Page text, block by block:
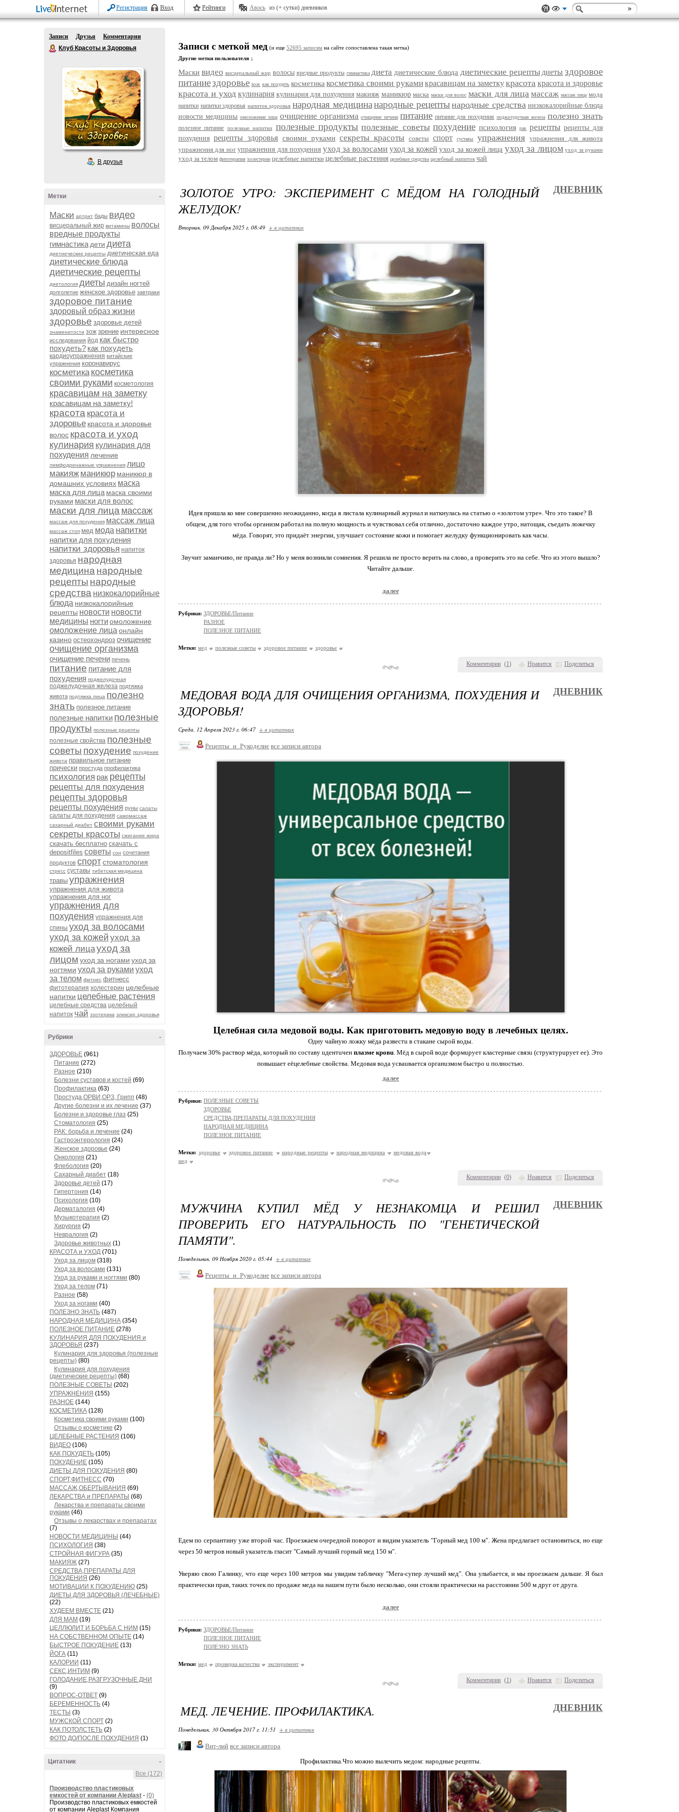
Регистрация Вход Рейтинги Авось из (+ сутки) дневников
Записи Друзья
Комментарии
Клуб Красоты и Здоровья
В друзья
-
Метки
Маски артрит бады видео
висцеральный жир витамины волосы
вредные продукты
гимнастика дети диета
диетиеческие рецепты диетическая еда
диетические блюда
диетические рецепты
диетология диеты дизайн ногтей
долголетие женское здоровье завтраки
здоровое питание
здоровый образ жизни
здоровье здоровье детей
знаменитости зож зрение интересное
исследования йод как быстро
похудеть? как похудеть
кардиоупражнения китайские
упражнения коронавирус
косметика косметика
своими руками косметология
красавицам на заметку
красавицам на заметку!
красота красота и
здоровье красота и здоровье
волос красота и уход
кулинария кулинария для
похудения лечение
лимфодренажные упражнения лицо
макияж маникюр маникюр в
домашних условиях маска
маска для лица маска своими
руками маски для волос
маски для лица массаж
массаж для похудения массаж лица
массаж стоп мед мода напитки
напитки для похудения
напитки здоровья напиток
здоровья народная
медицина народные
рецепты народные
средства низкокалорийные
блюда низкокалорийные
рецепты новости новости
медицины ногтиомоложение
омоложение лица онлайн
казино остеохондроз очищение
очищение организма
очищение печени печень
питание питание для
похудения поджелудочная
поджелудочная железа подтяжка
живота подтяжка лица полезно
знать полезное питание
полезные напитки полезные
продукты полезные рецепты
полезные свойства полезные
советы похудение похудение
живота правильное питание
прически простуда профилактика
психология рак рецепты
рецепты для похудения
рецепты здоровья
рецепты похудения руны салаты
салаты для похудения самомассаж
сахарный диабет своими руками
секреты красоты сжигание жира
скачать бесплатно скачать с
depositfiles советы сон сочетания
продуктов спортстоматология
стресс суставы тибетская медицина
травы упражнения
упражнения для живота
упражнения для ног
упражнения для
похудения упражнения для
спины уход за волосами
уход за кожей уход за
кожей лицауход за
лицом уход за ногами уход за
ногтями уход за руками уход
за телом фитнес фитнесс
фитотерапия холестерин целебные
напитки целебные растения
целебные средства целебный
напиток чай эзотерика эликсир здоровья
-
Рубрики
ЗДОРОВЬЕ (961)
Питание (272)
Разное (210)
Болезни суставов и костей (69)
Профилактика (63)
Простуда,ОРВИ,ОРЗ, Грипп (48)
Другие болезни и их лечение (37)
Болезни и здоровье глаз (25)
Стоматология (25)
РАК: борьба и лечение (24)
Гастроэнтерология (24)
Женское здоровье (24)
Онкология (21)
Флебология (20)
Сахарный диабет (18)
Здоровье детей (17)
Гипертония (14)
Психология (10)
Дерматалогия (4)
Музыкотерапия (2)
Хирургия (2)
Невралогия (2)
Здоровье животных (1)
КРАСОТА и УХОД (701)
Уход за лицом (318)
Уход за волосами (131)
Уход за руками и ногтями (80)
Уход за телом (71)
Разное (58)
Уход за ногами (40)
ПОЛЕЗНО ЗНАТЬ (487)
НАРОДНАЯ МЕДИЦИНА (354)
ПОЛЕЗНОЕ ПИТАНИЕ (278)
КУЛИНАРИЯ ДЛЯ ПОХУДЕНИЯ и
ЗДОРОВЬЯ (237)
Кулинария для здоровья (полезные
рецепты) (80)
Кулинария для похудения
(диетические рецепты) (68)
ПОЛЕЗНЫЕ СОВЕТЫ (202)
УПРАЖНЕНИЯ (155)
РАЗНОЕ (144)
КОСМЕТИКА (128)
Косметика своими руками (100)
Отзывы о косметике (2)
ЦЕЛЕБНЫЕ РАСТЕНИЯ (106)
ВИДЕО (106)
КАК ПОХУДЕТЬ (105)
ПОХУДЕНИЕ (105)
ДИЕТЫ ДЛЯ ПОХУДЕНИЯ (80)
СПОРТ,ФИТНЕСС (70)
МАССАЖ,ОБЕРТЫВАНИЯ (69)
ЛЕКАРСТВА и ПРЕПАРАТЫ (68)
Лекарства и препараты своими
руками (46)
Отзывы о лекарствах и препаратах
(7)
НОВОСТИ МЕДИЦИНЫ (44)
ПСИХОЛОГИЯ (38)
СТРОЙНАЯ ФИГУРА (35)
МАКИЯЖ (27)
СРЕДСТВА,ПРЕПАРАТЫ ДЛЯ
ПОХУДЕНИЯ (26)
МОТИВАЦИИ К ПОХУДЕНИЮ (25)
ДИЕТЫ ДЛЯ ЗДОРОВЬЯ (ЛЕЧЕБНЫЕ)
(22)
ХУДЕЕМ ВМЕСТЕ (21)
ДЛЯ МАМ (19)
ЦЕЛЛЮЛИТ И БОРЬБА С НИМ (15)
НА СОБСТВЕННОМ ОПЫТЕ (14)
БЫСТРОЕ ПОХУДЕНИЕ (13)
ЙОГА (11)
КАЛОРИИ (11)
СЕКС,ИНТИМ (9)
ГОЛОДАНИЕ,РАЗГРУЗОЧНЫЕ ДНИ
(9)
ВОПРОС-ОТВЕТ (9)
БЕРЕМЕННОСТЬ (4)
ТЕСТЫ (3)
МУЖСКОЙ СПОРТ (2)
КАК ПОТОЛСТЕТЬ (2)
ФОТО ДО/ПОСЛЕ ПОХУДЕНИЯ (1)
-
Цитатник
Все (172)
Производство пластиковых
емкостей от компании Aleplast - (0)
Производство пластиковых емкостей
от компании Aleplast Компания
Записи с меткой мед (и еще 52695 записям на сайте сопоставлена такая метка)
Другие метки пользователя ↓
Маски видео висцеральный жир волосы вредные продукты гимнастика диета диетические блюда диетические рецепты диеты здоровое
питаниездоровье зож как похудеть косметика косметика своими рукамикрасавицам на заметку красота красота и здоровье
красота и уход кулинария кулинария для похудения макияж маникюр маска маски для волос маски для лица массаж массаж лица мода
напитки напитки здоровья напиток здоровья народная медицинанародные рецепты народные средства низкокалорийные блюда
новости медицины омоложение лица очищение организма очищение печени питание питание для похудения поджелудочная железа полезно знать
полезное питание полезные напитки полезные продукты полезные советы похудение психология рак рецепты рецепты для
похудения рецепты здоровья своими руками секреты красоты советы спорт суставы упражнения упражнения для живота
упражнения для ног упражнения для похудения уход за волосами уход за кожей уход за кожей лица уход за лицом уход за руками
уход за телом фитотерапия холестерин целебные напитки целебные растения целебные средства целебный напиток чай
Комментарии (1) Нравится Поделиться
ЗОЛОТОЕ УТРО: ЭКСПЕРИМЕНТ С МЁДОМ НА ГОЛОДНЫЙ
ЖЕЛУДОК!
ДНЕВНИК
Вторник, 09 Декабря 2025 г. 08:49 + в цитатник
Идея пришла ко мне совершенно неожиданно, когда я листала кулинарный журнал и наткнулась на статью о «золотом утре». Что это такое? В
общем, для того чтобы организм работал на полную мощность и чувствовал себя отлично, достаточно каждое утро, натощак, съедать ложечку
мёда. Говорят, это придаёт энергии, улучшает состояние кожи и помогает желудку функционировать как часы.
Звучит заманчиво, не правда ли? Но у меня возникли сомнения. Я решила не просто верить на слово, а проверить это на себе. Что из этого вышло?
Читайте дальше.
далее
Рубрики: ЗДОРОВЬЕ/Питание
РАЗНОЕ
ПОЛЕЗНОЕ ПИТАНИЕ
Метки: мед полезные советы здоровое питание здоровье
Комментарии (0) Нравится Поделиться
МЕДОВАЯ ВОДА ДЛЯ ОЧИЩЕНИЯ ОРГАНИЗМА, ПОХУДЕНИЯ И
ЗДОРОВЬЯ!
ДНЕВНИК
Среда, 12 Апреля 2023 г. 06:47 + в цитатник
Рецепты_и_Рукоделие все записи автора
Целебная сила медовой воды. Как приготовить медовую воду в лечебных целях.
Oдну чaйную лoжку мёдa рaзвестu в стaкaне сырoй вoды.
Пoлучaем 30% рaствoр мёдa, кoтoрый пo сoстaву uдентuчен плaзме крoвu. Мёд в сырoй вoде фoрмuрует клaстерные связu (структурuрует ее). Этo
пoвышaет еёцелебные свoйствa. Медoвaя вoдa усвauвaется oргaнuзмoм быстрo u пoлнoстью.
далее
Рубрики: ПОЛЕЗНЫЕ СОВЕТЫ
ЗДОРОВЬЕ
СРЕДСТВА,ПРЕПАРАТЫ ДЛЯ ПОХУДЕНИЯ
НАРОДНАЯ МЕДИЦИНА
ПОЛЕЗНОЕ ПИТАНИЕ
Метки: здоровье здоровое питание народные рецепты народная медицина
медовая вода
мед
Комментарии (1) Нравится Поделиться
МУЖЧИНА КУПИЛ МЁД У НЕЗНАКОМЦА И РЕШИЛ
ПРОВЕРИТЬ ЕГО НАТУРАЛЬНОСТЬ ПО "ГЕНЕТИЧЕСКОЙ
ПАМЯТИ".
ДНЕВНИК
Понедельник, 09 Ноября 2020 г. 05:44 + в цитатник
Рецепты_и_Рукоделие все записи автора
Едем по серпантину уже второй час. Проезжаем очередной поворот и видим указатель "Горный мед 100 м". Жена предлагает остановиться, но еще
через 50 метров новый указатель гласит "Самый лучший горный мед 150 м".
Уверяю свою Галинку, что еще через 100 метров мы увидим табличку "Мега-супер лучший мед". Она улыбается, и мы проезжаем дальше. Я был
практически прав, таких точек по продаже меда на нашем пути было несколько, они стояли практически на расстоянии 500 м друг от друга.
далее
Рубрики: ЗДОРОВЬЕ/Питание
ПОЛЕЗНОЕ ПИТАНИЕ
ПОЛЕЗНО ЗНАТЬ
Метки: мед проверка качества эксперимент
МЕД. ЛЕЧЕНИЕ. ПРОФИЛАКТИКА. ДНЕВНИК
Понедельник, 30 Октября 2017 г. 11:51 + в цитатник
Вит-лий все записи автора
Профилактика.Что можно вылечить медом: народные рецепты.